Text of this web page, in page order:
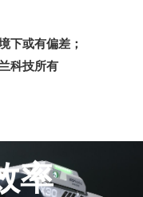
下或有偏差；
科技所有
率